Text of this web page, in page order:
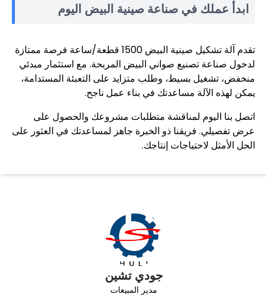
ابدأ عملك في صناعة صينية البيض اليوم
تقدم آلة تشكيل صينية البيض 1500 قطعة/ساعة فرصة ممتازة
لدخول صناعة تصنيع صواني البيض المربحة. مع استثمار مبدئي
منخفض، تشغيل بسيط، وطلب متزايد على التعبئة المستدامة،
يمكن لهذه الآلة مساعدتك في بناء عمل ناجح.
اتصل بنا اليوم لمناقشة متطلبات مشروعك والحصول على
عرض تفصيلي. فريقنا ذو الخبرة جاهز لمساعدتك في العثور على
الحل الأمثل لاحتياجات إنتاجك.
جودي تشين
مدير المبيعات